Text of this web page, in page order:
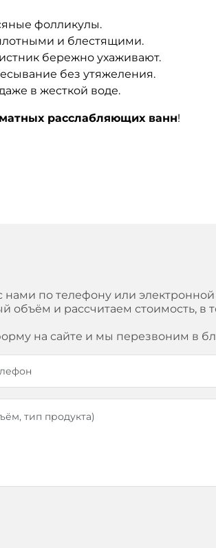
фолликулы.
и блестящими.
бережно ухаживают.
без утяжеления.
в жесткой воде.
расслабляющих ванн!
нами по телефону или электронной
объём и рассчитаем стоимость,
на сайте и мы перезвоним в